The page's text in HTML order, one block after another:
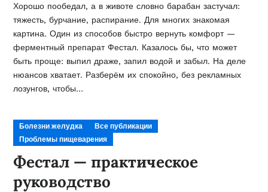
Хорошо пообедал, а в животе словно барабан застучал:
тяжесть, бурчание, распирание. Для многих знакомая
картина. Один из способов быстро вернуть комфорт —
ферментный препарат Фестал. Казалось бы, что может
быть проще: выпил драже, запил водой и забыл. На деле
нюансов хватает. Разберём их спокойно, без рекламных
лозунгов, чтобы…
Болезни желудка
Все публикации
Проблемы пищеварения
Фестал — практическое
руководство